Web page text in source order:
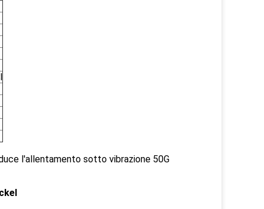
l'allentamento sotto vibrazione 50G